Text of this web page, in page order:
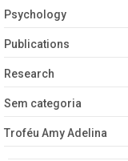
Psychology
Publications
Research
Sem categoria
Troféu Amy Adelina